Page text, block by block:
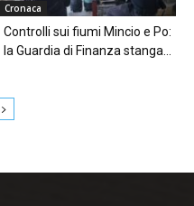
Cronaca
Controlli sui fiumi Mincio e Po:
la Guardia di Finanza stanga...